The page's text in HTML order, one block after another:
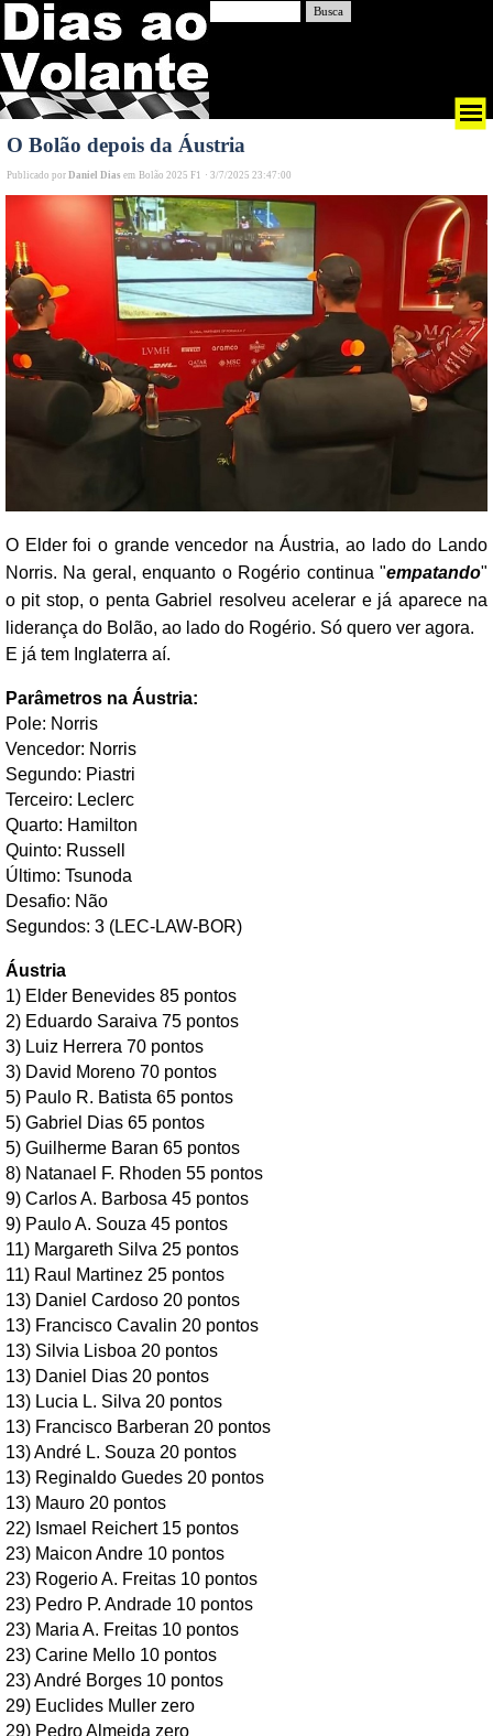
Busca
O Bolão depois da Áustria
Publicado por Daniel Dias em Bolão 2025 F1 · 3/7/2025 23:47:00
O Elder foi o grande vencedor na Áustria, ao lado do Lando
Norris. Na geral, enquanto o Rogério continua "empatando"
o pit stop, o penta Gabriel resolveu acelerar e já aparece na
liderança do Bolão, ao lado do Rogério. Só quero ver agora.
E já tem Inglaterra aí.
Parâmetros na Áustria:
Pole: Norris
Vencedor: Norris
Segundo: Piastri
Terceiro: Leclerc
Quarto: Hamilton
Quinto: Russell
Último: Tsunoda
Desafio: Não
Segundos: 3 (LEC-LAW-BOR)
Áustria
1) Elder Benevides 85 pontos
2) Eduardo Saraiva 75 pontos
3) Luiz Herrera 70 pontos
3) David Moreno 70 pontos
5) Paulo R. Batista 65 pontos
5) Gabriel Dias 65 pontos
5) Guilherme Baran 65 pontos
8) Natanael F. Rhoden 55 pontos
9) Carlos A. Barbosa 45 pontos
9) Paulo A. Souza 45 pontos
11) Margareth Silva 25 pontos
11) Raul Martinez 25 pontos
13) Daniel Cardoso 20 pontos
13) Francisco Cavalin 20 pontos
13) Silvia Lisboa 20 pontos
13) Daniel Dias 20 pontos
13) Lucia L. Silva 20 pontos
13) Francisco Barberan 20 pontos
13) André L. Souza 20 pontos
13) Reginaldo Guedes 20 pontos
13) Mauro 20 pontos
22) Ismael Reichert 15 pontos
23) Maicon Andre 10 pontos
23) Rogerio A. Freitas 10 pontos
23) Pedro P. Andrade 10 pontos
23) Maria A. Freitas 10 pontos
23) Carine Mello 10 pontos
23) André Borges 10 pontos
29) Euclides Muller zero
29) Pedro Almeida zero